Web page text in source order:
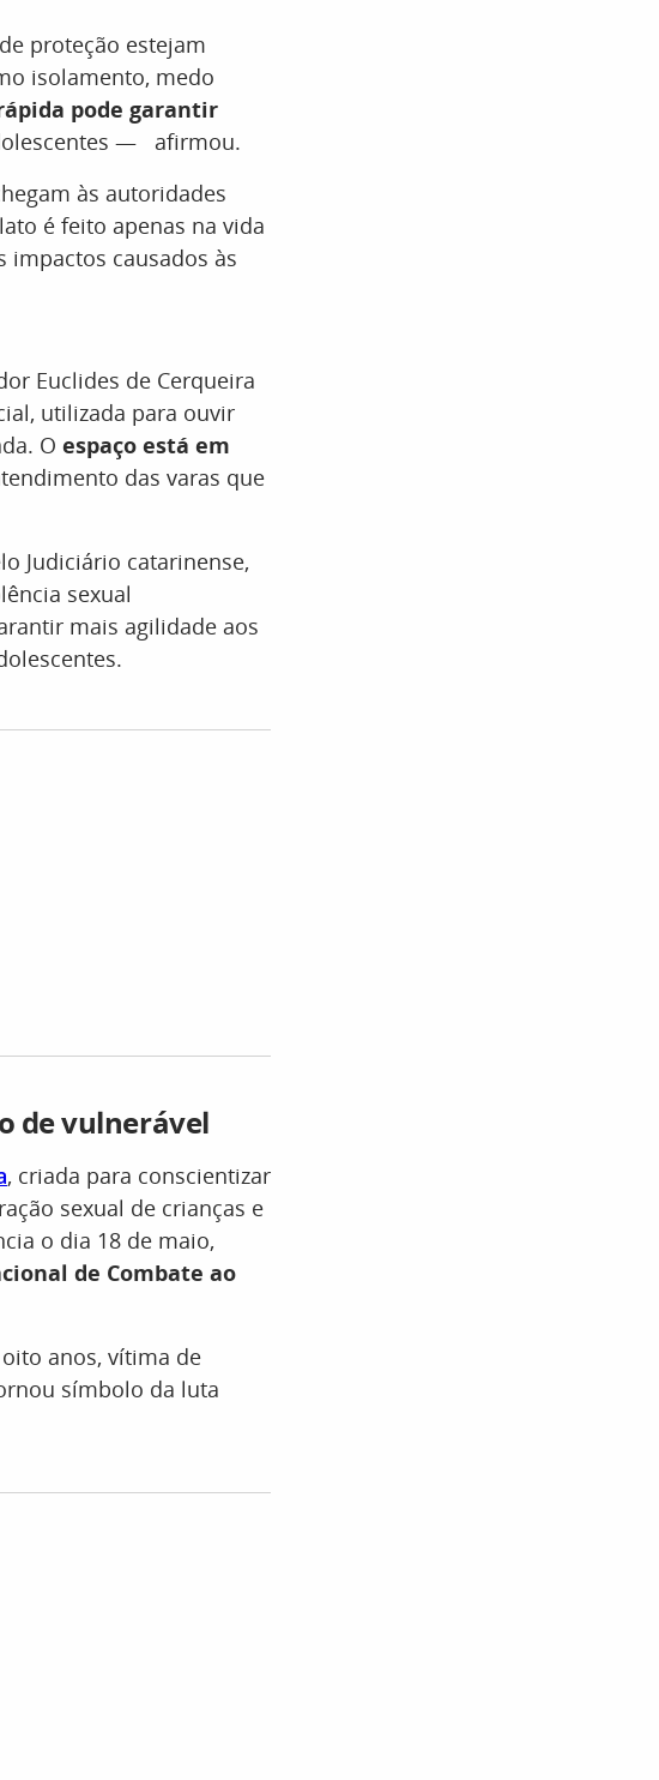
proteção estejam
isolamento, medo
pode garantir
— afirmou.
às autoridades
é feito apenas na vida
impactos causados às
Euclides de Cerqueira
utilizada para ouvir
O espaço está em
das varas que
Judiciário catarinense,
sexual
mais agilidade aos
de vulnerável
, criada para conscientizar
sexual de crianças e
o dia 18 de maio,
de Combate ao
oito anos, vítima de
símbolo da luta